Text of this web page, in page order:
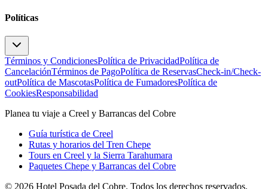
Políticas
Términos y CondicionesPolítica de PrivacidadPolítica de
CancelaciónTérminos de PagoPolítica de ReservasCheck-in/Check-
outPolítica de MascotasPolítica de FumadoresPolítica de
CookiesResponsabilidad
Planea tu viaje a Creel y Barrancas del Cobre
Guía turística de Creel
Rutas y horarios del Tren Chepe
Tours en Creel y la Sierra Tarahumara
Paquetes Chepe y Barrancas del Cobre
© 2026 Hotel Posada del Cobre. Todos los derechos reservados.